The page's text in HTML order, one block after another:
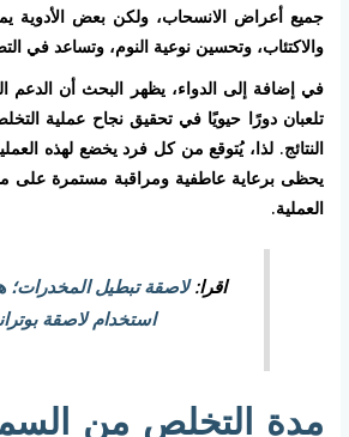
جميع أعراض الانسحاب، ولكن بعض الأدوية
والاكتئاب، وتحسين نوعية النوم، وتساعد في
في إضافة إلى الدواء، يظهر البحث أن الدعم
تلعبان دورًا حيويًا في تحقيق نجاح عملية
النتائج. لذا، يُتوقع من كل فرد يخضع لهذه
يحظى برعاية عاطفية ومراقبة مستمرة على
العملية.
اقرا:لاصقة تبطيل المخدرات؛
استخدام لاصقة
مدة التخلص من